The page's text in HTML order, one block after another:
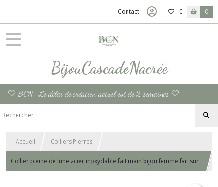
Contact 0 0
BijouCascadeNacrée
. 🤍 BCN | Le délai de création actuel est de 2 semaines 🤍 .
Accueil Colliers Pierres
Collier pierre de lune acier inoxydable fait main bijou femme fait sur